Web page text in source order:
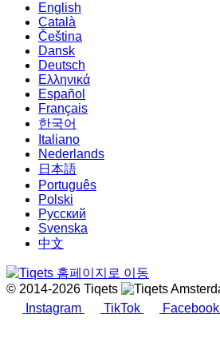
English
Català
Čeština
Dansk
Deutsch
Ελληνικά
Español
Français
한국어
Italiano
Nederlands
日本語
Português
Polski
Русский
Svenska
中文
© 2014-2026 Tiqets
Instagram
TikTok Facebook